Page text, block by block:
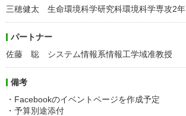
三穂健太 生命環境科学研究科環境科学専攻2年
パートナー
佐藤 聡 システム情報系情報工学域准教授
備考
・Facebookのイベントページを作成予定
・予算別途添付